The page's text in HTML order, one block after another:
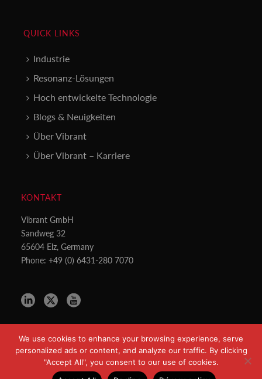
QUICK LINKS
Industrie
Resonanz-Lösungen
Hoch entwickelte Technologie
Blogs & Neuigkeiten
Über Vibrant
Über Vibrant – Karriere
KONTAKT
Vibrant GmbH
Sandweg 32
65604 Elz, Germany
Phone: +49 (0) 6431-280 7070
Copyright All Rights Reserved © 2021
We use cookies to enhance your browsing experience, serve
personalized ads or content, and analyze our traffic. By clicking
"Accept All", you consent to our use of cookies.